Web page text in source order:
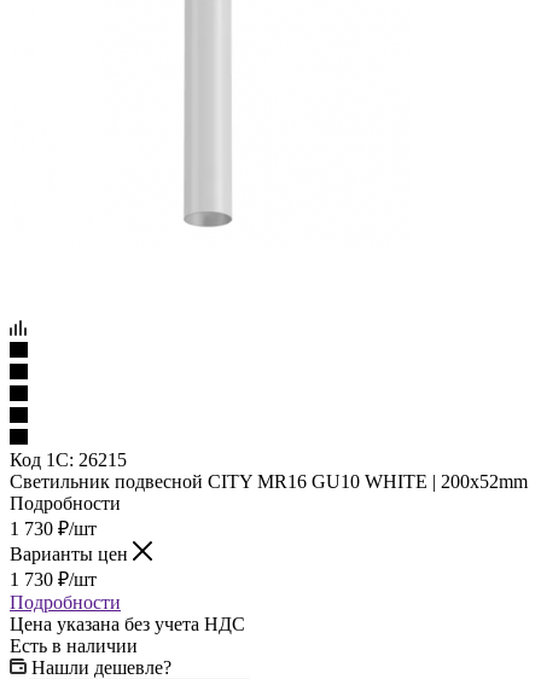
Код 1С: 26215
Светильник подвесной CITY MR16 GU10 WHITE | 200x52mm
Подробности
1 730 ₽/шт
Варианты цен
1 730 ₽/шт
Подробности
Цена указана без учета НДС
Есть в наличии
Нашли дешевле?